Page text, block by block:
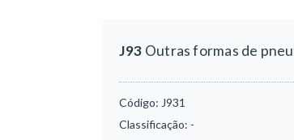
J93 Outras formas de
Código: J931
Classificação: -